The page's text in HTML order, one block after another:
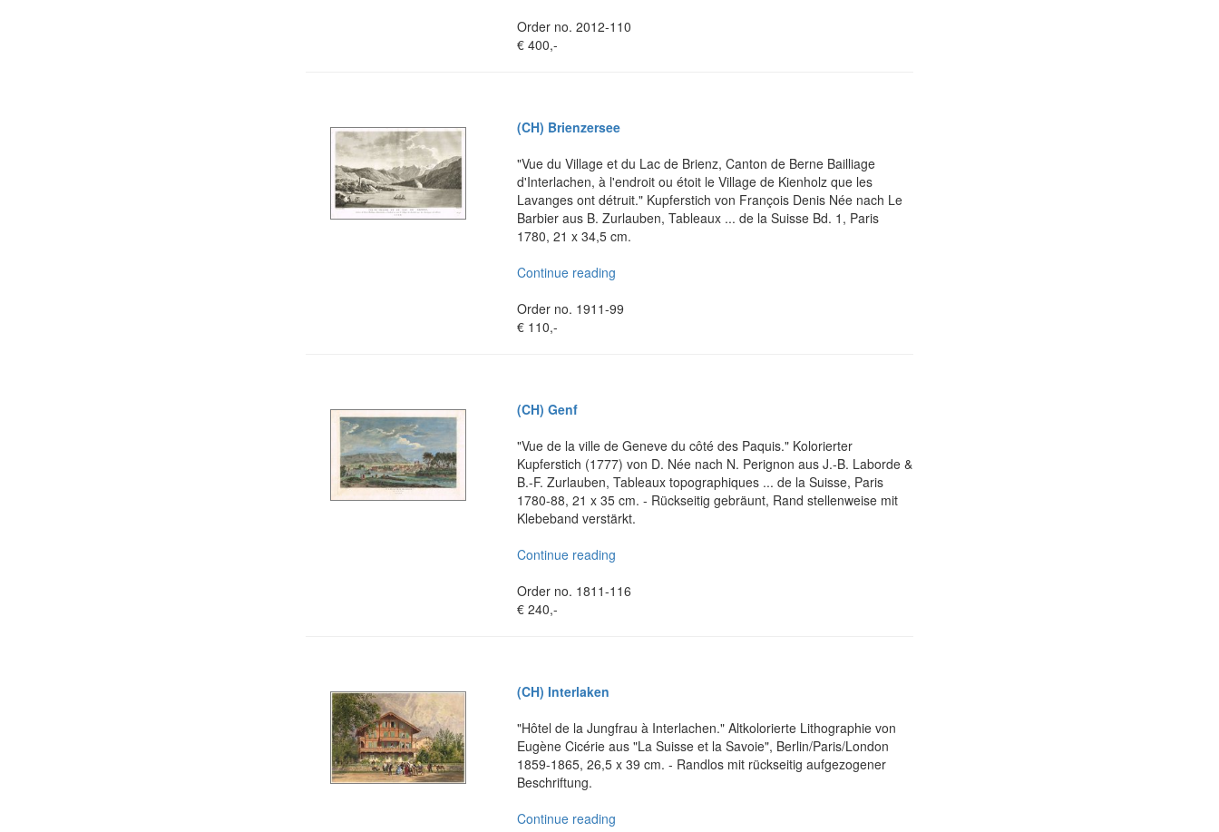
Order no. 2012-110
€ 400,-
(CH) Brienzersee
"Vue du Village et du Lac de Brienz, Canton de Berne Bailliage
d'Interlachen, à l'endroit ou étoit le Village de Kienholz que les
Lavanges ont détruit." Kupferstich von François Denis Née nach Le
Barbier aus B. Zurlauben, Tableaux ... de la Suisse Bd. 1, Paris
1780, 21 x 34,5 cm.
Continue reading
Order no. 1911-99
€ 110,-
(CH) Genf
"Vue de la ville de Geneve du côté des Paquis." Kolorierter
Kupferstich (1777) von D. Née nach N. Perignon aus J.-B. Laborde &
B.-F. Zurlauben, Tableaux topographiques ... de la Suisse, Paris
1780-88, 21 x 35 cm. - Rückseitig gebräunt, Rand stellenweise mit
Klebeband verstärkt.
Continue reading
Order no. 1811-116
€ 240,-
(CH) Interlaken
"Hôtel de la Jungfrau à Interlachen." Altkolorierte Lithographie von
Eugène Cicérie aus "La Suisse et la Savoie", Berlin/Paris/London
1859-1865, 26,5 x 39 cm. - Randlos mit rückseitig aufgezogener
Beschriftung.
Continue reading